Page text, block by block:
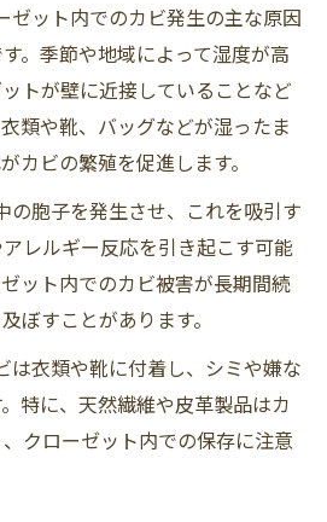
ゼット内でのカビ発生の主な原因
。季節や地域によって湿度が高
トが壁に近接していることなど
類や靴、バッグなどが湿ったま
カビの繁殖を促進します。
の胞子を発生させ、これを吸引す
レルギー反応を引き起こす可能
ット内でのカビ被害が長期間続
ぼすことがあります。
は衣類や靴に付着し、シミや嫌な
特に、天然繊維や皮革製品はカ
クローゼット内での保存に注意